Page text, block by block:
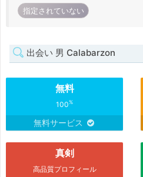
指定されていない
出会い 男 Calabarzon
無料
100%
無料サービス
真剣
高品質プロフィール